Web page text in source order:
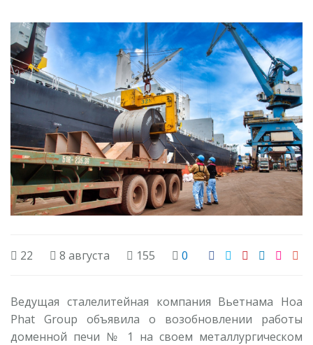
22 8 августа 155 0
Ведущая сталелитейная компания Вьетнама Hoa
Phat Group объявила о возобновлении работы
доменной печи № 1 на своем металлургическом